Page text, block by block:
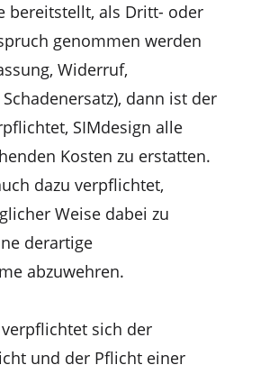
bereitstellt, als Dritt- oder
genommen werden
Widerruf,
dann ist der
SIMdesign alle
Kosten zu erstatten.
dazu verpflichtet,
Weise dabei zu
derartige
abzuwehren.
sich der
und der Pflicht einer